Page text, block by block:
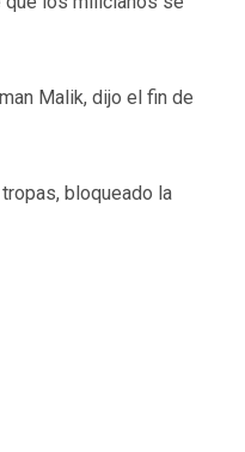
Malik, dijo el fin de
bloqueado la